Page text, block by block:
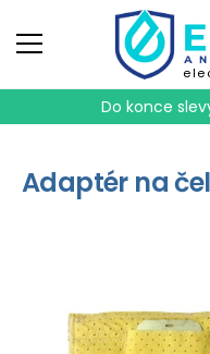
Do konce
Adaptér na